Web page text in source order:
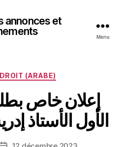
annonces et
Menu
Catégories
DROIT (ARABE)
إعلان خاص
الأول الأستاذ